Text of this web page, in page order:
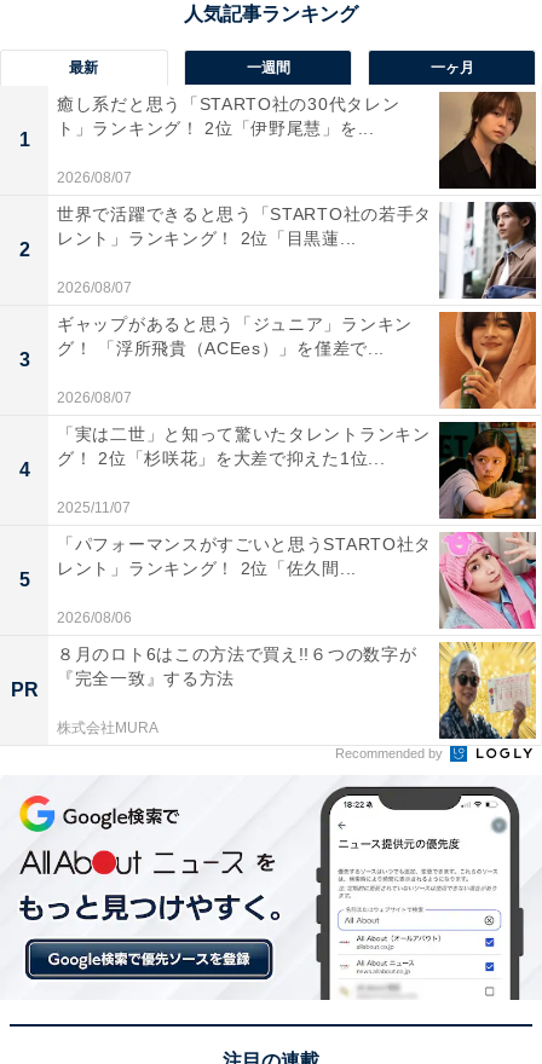
魅了します。園内のあじさい広場からは日本海を一望で
き、写真愛好家の間でも人気を集めています。夕暮れど
きには、あじさいと沈む夕日が美しいグラデーションを
描き、幻想的な風景が広がります。
回答者からは「展望台からの眺めは素晴らしくて、日本
海や瀬棚の海、奥尻島まで見渡せる絶景が広がるから」
（50代女性／兵庫県）、「公園が広々していて紫陽花と
一緒に満喫できる」（30代女性／茨城県）、「北海道ら
しい土地に調和した姿が美しい」（40代男性／山形県）
といった声が集まりました。
同率1位：函館市旧イギリス領事館／57票
函館山のふもとに建つ旧イギリス領事館は、大正時代に
建てられた洋館建築とイギリス式庭園が魅力の観光スポ
ットです。館内のティールームや展示室とともに、外庭
に咲くあじさいが建物のクラシックな雰囲気と調和し、
特別な時間を演出します。函館の歴史とともに花を楽し
むことができる、文化と自然が融合した名所です。
最新 一週間 一ヶ月
1
癒し系だと思う「STARTO社の30代タレン
ト」ランキング！ 2位「伊野尾慧」を...
2026/08/07
2
世界で活躍できると思う「STARTO社の若手タ
レント」ランキング！ 2位「目黒蓮...
2026/08/07
3
ギャップがあると思う「ジュニア」ランキン
グ！ 「浮所飛貴（ACEes）」を僅差で...
2026/08/07
4
「実は二世」と知って驚いたタレントランキン
グ！ 2位「杉咲花」を大差で抑えた1位...
2025/11/07
5
「パフォーマンスがすごいと思うSTARTO社タ
レント」ランキング！ 2位「佐久間...
2026/08/06
PR
８月のロト6はこの方法で買え!!６つの数字が
『完全一致』する方法
株式会社MURA
Recommended by